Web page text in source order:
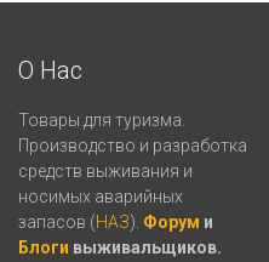
О Нас
Товары для туризма.
Производство и разработка
средств выживания и
носимых аварийных
запасов (НАЗ). Форум и
Блоги выживальщиков.